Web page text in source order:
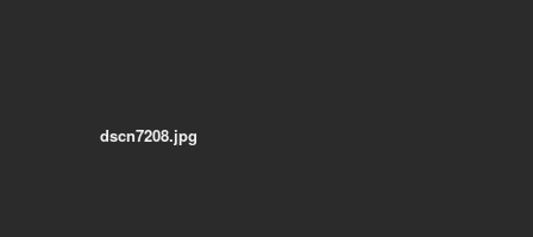
dscn7208.jpg